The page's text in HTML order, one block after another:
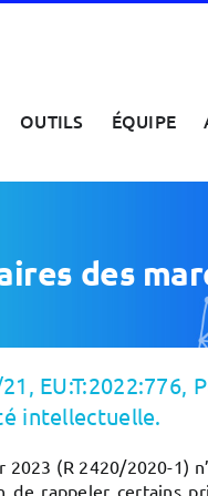
OUTILS ÉQUIPE
des
EU:T:2022:776,
intellectuelle.
(R 2420/2020-1)
rappeler certains